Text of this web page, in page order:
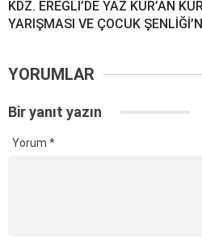
KDZ. EREĞLİ’DE YAZ KUR’AN
YARIŞMASI VE ÇOCUK
YORUMLAR
Bir yanıt yazın
Yorum *